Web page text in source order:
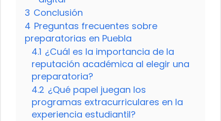
3 Conclusión
4 Preguntas frecuentes sobre
preparatorias en Puebla
4.1 ¿Cuál es la importancia de la
reputación académica al elegir una
preparatoria?
4.2 ¿Qué papel juegan los
programas extracurriculares en la
experiencia estudiantil?